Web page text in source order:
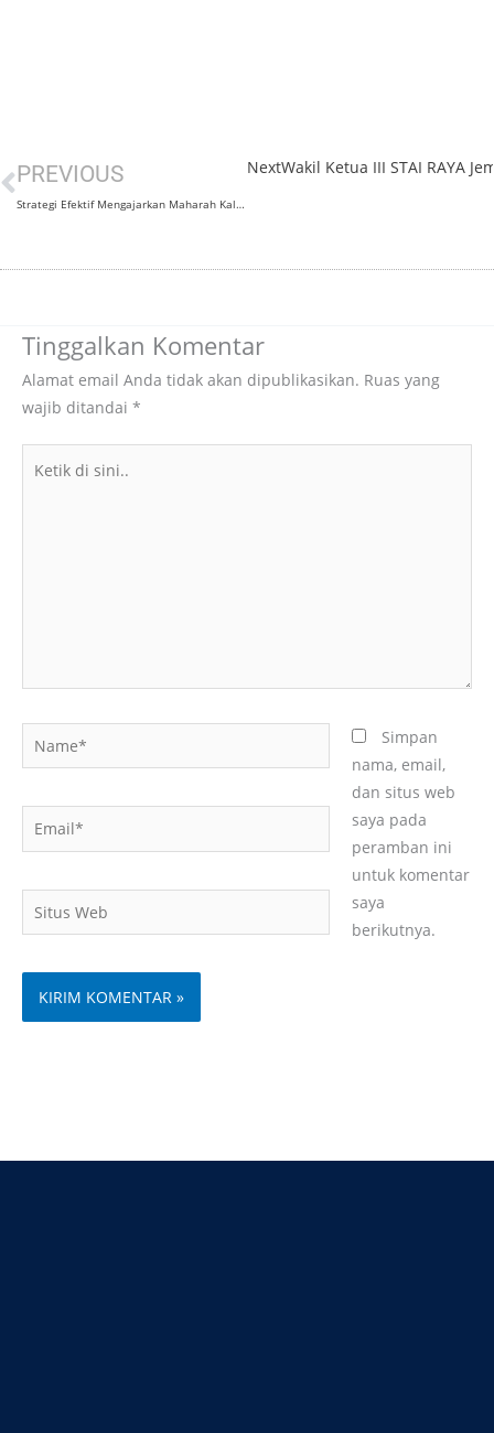
Prev
PREVIOUS
Strategi Efektif Mengajarkan Maharah Kalam dan Kitabah di Perguruan Tinggi
NextWakil Ketua III STAI RAYA
Tinggalkan Komentar
Alamat email Anda tidak akan dipublikasikan. Ruas yang
wajib ditandai *
Email*
Situs
Web
Simpan
nama, email,
dan situs web
saya pada
peramban ini
untuk komentar
saya
berikutnya.